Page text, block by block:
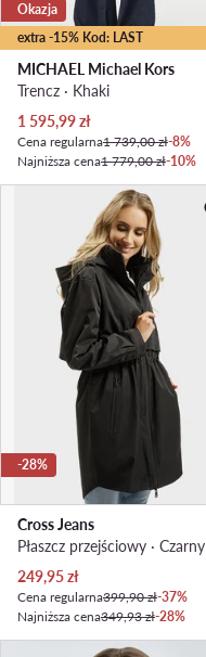
extra -15% Kod: LAST
Okazja
MICHAEL Michael Kors
Trencz · Khaki
Aktualna cena
1 595,99zł
Cena regularna1 739,00 zł-8%
Najniższa cena1 779,00 zł-10%
-28%
Cross Jeans
Płaszcz przejściowy · Czarny
Aktualna cena
249,95zł
Cena regularna399,90 zł-37%
Najniższa cena349,93 zł-28%